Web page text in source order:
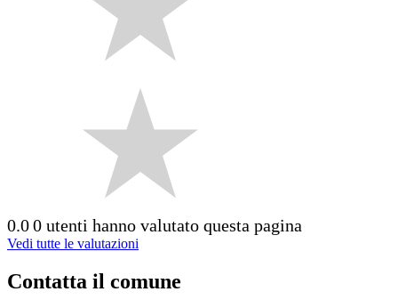
0.00 utenti hanno valutato questa pagina
Vedi tutte le valutazioni
Contatta il comune